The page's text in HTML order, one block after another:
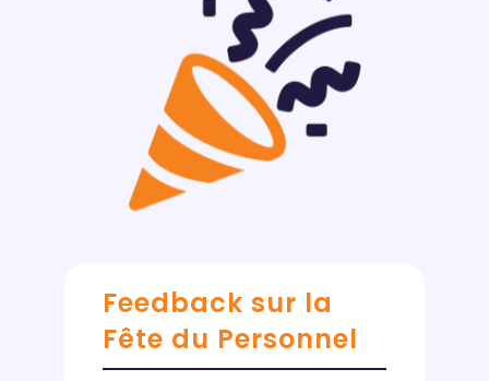
Feedback sur la
Fête du Personnel